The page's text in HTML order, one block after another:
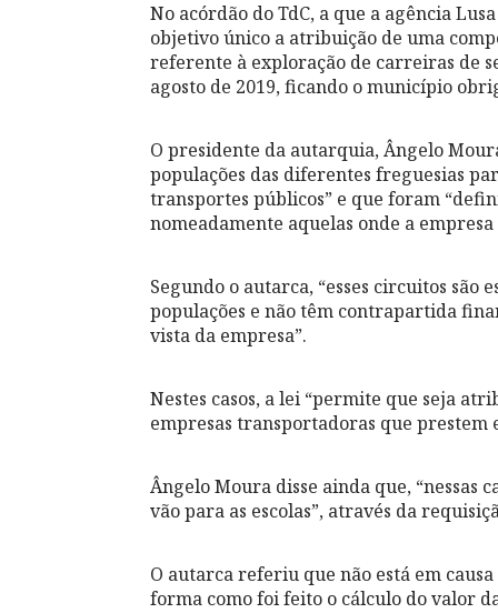
No acórdão do TdC, a que a agência
objetivo único a atribuição de uma
referente à exploração de carreiras de
agosto de 2019, ficando o município
O presidente da autarquia, Ângelo
populações das diferentes freguesias
transportes públicos” e que foram
nomeadamente aquelas onde a
Segundo o autarca, “esses circuitos
populações e não têm contrapartida
vista da empresa”.
Nestes casos, a lei “permite que seja
empresas transportadoras que prestem
Ângelo Moura disse ainda que, “nessas
vão para as escolas”, através da
O autarca referiu que não está em
forma como foi feito o cálculo do valor